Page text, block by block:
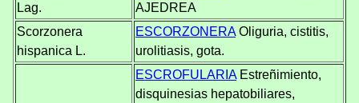
Lag.
AJEDREA
Scorzonera
hispanica L.
ESCORZONERAOliguria, cistitis,
urolitiasis, gota.
ESCROFULARIAEstreñimiento,
disquinesias hepatobiliares,